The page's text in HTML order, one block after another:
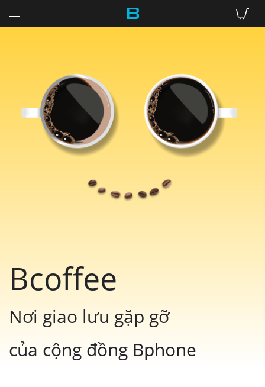
Bcoffee
Nơi giao lưu gặp gỡ
của cộng đồng Bphone